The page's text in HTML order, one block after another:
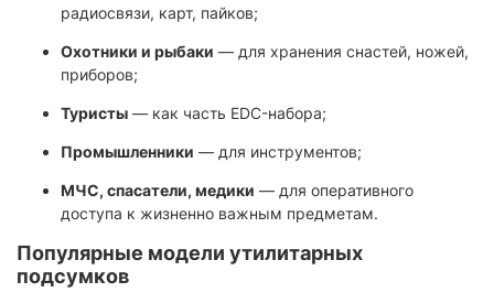
радиосвязи, карт, пайков;
Охотники и рыбаки — для хранения снастей, ножей,
приборов;
Туристы — как часть EDC-набора;
Промышленники — для инструментов;
МЧС, спасатели, медики — для оперативного
доступа к жизненно важным предметам.
Популярные модели утилитарных
подсумков